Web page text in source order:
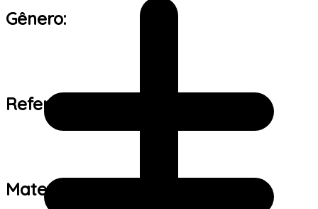
Gênero:
Referência de tamanho:
Material: